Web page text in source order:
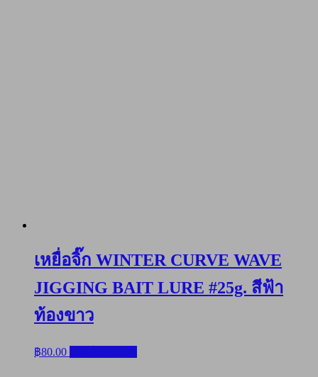
เหยื่อจิ๊ก WINTER CURVE WAVE
JIGGING BAIT LURE #25g. สีฟ้า
ท้องขาว
฿80.00